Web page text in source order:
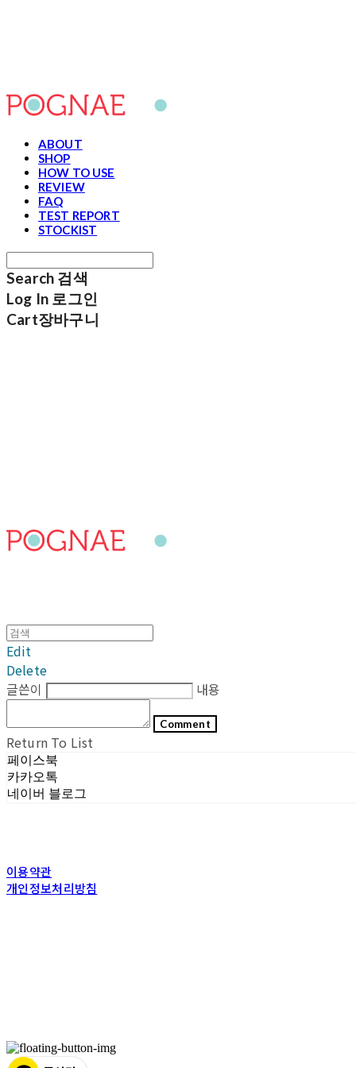
ABOUT
SHOP
HOW TO USE
REVIEW
FAQ
TEST REPORT
STOCKIST
Search 검색
Log In 로그인
Cart장바구니
Edit
Delete
글쓴이
내용
Comment
Return To List
페이스북
카카오톡
네이버 블로그
이용약관
개인정보처리방침